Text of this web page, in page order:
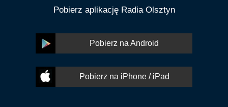
Pobierz aplikację Radia Olsztyn
Pobierz na Android
Pobierz na iPhone / iPad